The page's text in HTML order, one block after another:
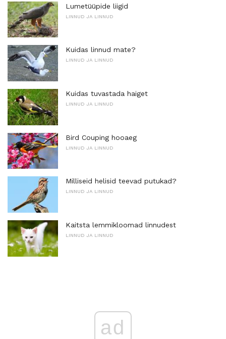
Lumetüüpide liigid
LINNUD JA LINNUD
Kuidas linnud mate?
LINNUD JA LINNUD
Kuidas tuvastada haiget
LINNUD JA LINNUD
Bird Couping hooaeg
LINNUD JA LINNUD
Milliseid helisid teevad putukad?
LINNUD JA LINNUD
Kaitsta lemmikloomad linnudest
LINNUD JA LINNUD
ad